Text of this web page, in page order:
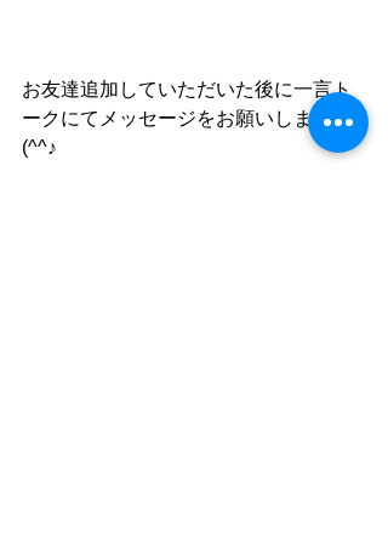
お友達追加していただいた後に一言ト
ークにてメッセージをお願いします
(^^♪